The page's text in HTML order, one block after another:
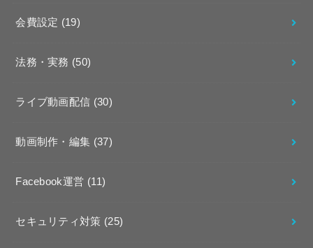
会費設定 (19)
法務・実務 (50)
ライブ動画配信 (30)
動画制作・編集 (37)
Facebook運営 (11)
セキュリティ対策 (25)